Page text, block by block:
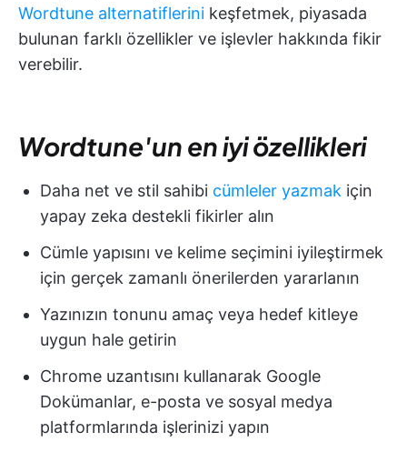
Wordtune alternatiflerini keşfetmek, piyasada
bulunan farklı özellikler ve işlevler hakkında fikir
verebilir.
Wordtune'un en iyi özellikleri
Daha net ve stil sahibi cümleler yazmak için
yapay zeka destekli fikirler alın
Cümle yapısını ve kelime seçimini iyileştirmek
için gerçek zamanlı önerilerden yararlanın
Yazınızın tonunu amaç veya hedef kitleye
uygun hale getirin
Chrome uzantısını kullanarak Google
Dokümanlar, e-posta ve sosyal medya
platformlarında işlerinizi yapın